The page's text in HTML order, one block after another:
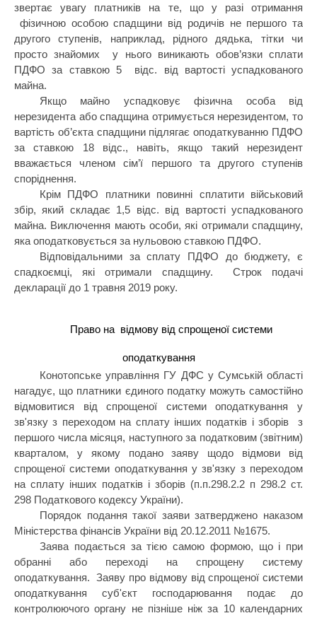
звертає увагу платників на те, що у разі отримання
фізичною особою спадщини від родичів не першого та
другого ступенів, наприклад, рідного дядька, тітки чи
просто знайомих
у нього виникають обов’язки сплати
ПДФО за ставкою 5
відс. від вартості успадкованого
майна.
Якщо майно успадковує фізична особа від
нерезидента або спадщина отримується нерезидентом, то
вартість об’єкта спадщини підлягає оподаткуванню ПДФО
за ставкою 18 відс., навіть, якщо такий нерезидент
вважається членом сім’ї першого та другого ступенів
споріднення.
Крім ПДФО платники повинні сплатити військовий
збір, який складає 1,5 відс. від вартості успадкованого
майна. Виключення мають особи, які отримали спадщину,
яка оподатковується за нульовою ставкою ПДФО.
Відповідальними за сплату ПДФО до бюджету, є
спадкоємці, які отримали спадщину.
Строк подачі
декларації до 1 травня 2019 року.
Право на відмову від спрощеної системи
оподаткування
Конотопське управління ГУ ДФС у Сумській області
нагадує, що платники єдиного податку можуть самостійно
відмовитися від спрощеної системи оподаткування у
зв'язку з переходом на сплату інших податків і зборів з
першого числа місяця, наступного за податковим (звітним)
кварталом, у якому подано заяву щодо відмови від
спрощеної системи оподаткування у зв'язку з переходом
на сплату інших податків і зборів (п.п.298.2.2 п 298.2 ст.
298 Податкового кодексу України).
Порядок подання такої заяви затверджено наказом
Міністерства фінансів України від 20.12.2011 №1675.
Заява подається за тією самою формою, що і при
обранні або переході на спрощену систему
оподаткування.
Заяву про відмову від спрощеної системи
оподаткування суб'єкт господарювання подає до
контролюючого органу не пізніше ніж за 10 календарних